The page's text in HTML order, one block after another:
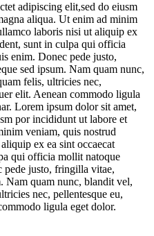
adipiscing elit,sed do eiusm
aliqua. Ut enim ad minim
laboris nisi ut aliquip ex
sunt in culpa qui officia
enim. Donec pede justo,
sed ipsum. Nam quam nunc,
felis, ultricies nec,
elit. Aenean commodo ligula
Lorem ipsum dolor sit amet,
por incididunt ut labore et
veniam, quis nostrud
ex ea sint occaecat
qui officia mollit natoque
pede justo, fringilla vitae,
Nam quam nunc, blandit vel,
nec, pellentesque eu,
ligula eget dolor.